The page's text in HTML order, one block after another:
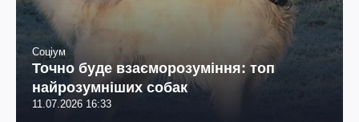
Соціум
Точно буде взаєморозуміння: топ
найрозумніших собак
11.07.2026 16:33